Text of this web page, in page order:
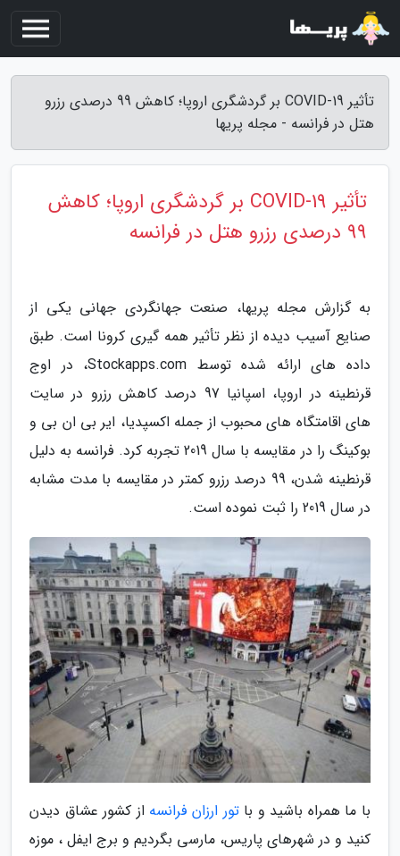
تأثیر COVID-19 بر گردشگری اروپا؛ کاهش 99 درصدی رزرو
هتل در فرانسه - مجله پریها
تأثیر COVID-19 بر گردشگری اروپا؛ کاهش
99 درصدی رزرو هتل در فرانسه
به گزارش مجله پریها، صنعت جهانگردی جهانی یکی از
صنایع آسیب دیده از نظر تأثیر همه گیری کرونا است. طبق
داده های ارائه شده توسط Stockapps.com، در اوج
قرنطینه در اروپا، اسپانیا 97 درصد کاهش رزرو در سایت
های اقامتگاه های محبوب از جمله اکسپدیا، ایر بی ان بی و
بوکینگ را در مقایسه با سال 2019 تجربه کرد. فرانسه به دلیل
قرنطینه شدن، 99 درصد رزرو کمتر در مقایسه با مدت مشابه
در سال 2019 را ثبت نموده است.
با ما همراه باشید و باتور ارزان فرانسه از کشور عشاق دیدن
کنید و در شهرهای پاریس، مارسی بگردیم و برج ایفل ، موزه